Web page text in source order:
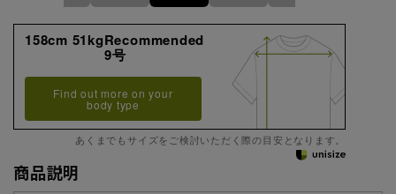
158cm 51kgRecommended
9号
Find out more on your
body type
あくまでもサイズをご検討いただく際の目安となります。
商品説明